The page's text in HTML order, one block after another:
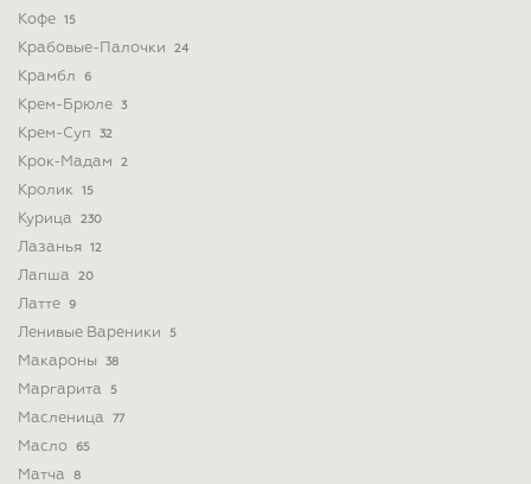
Кофе 15
Крабовые-Палочки 24
Крамбл 6
Крем-Брюле 3
Крем-Суп 32
Крок-Мадам 2
Кролик 15
Курица 230
Лазанья 12
Лапша 20
Латте 9
Ленивые Вареники 5
Макароны 38
Маргарита 5
Масленица 77
Масло 65
Матча 8